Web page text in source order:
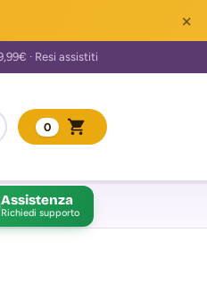
×
0
Assistenza
Richiedi supporto